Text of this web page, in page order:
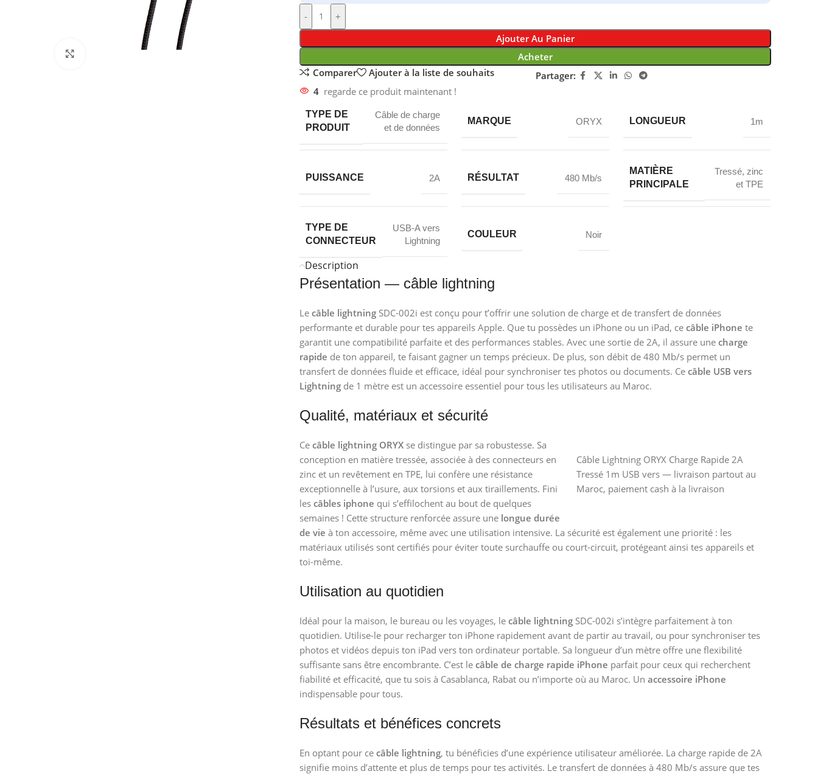
Cliquez pour agrandir
-
+
Ajouter Au Panier
Acheter
Comparer
Ajouter à la liste de souhaits
Partager:
4 regarde ce produit maintenant !
TYPE DE
PRODUIT
Câble de charge
et de données
MARQUE ORYX LONGUEUR 1m
PUISSANCE 2A RÉSULTAT 480 Mb/s
MATIÈRE
PRINCIPALE
Tressé, zinc
et TPE
TYPE DE
CONNECTEUR
USB-A vers
Lightning
COULEUR Noir
Description
Présentation — câble lightning
Lecâble lightning SDC-002i est conçu pour t’offrir une solution de charge et de transfert de données
performante et durable pour tes appareils Apple. Que tu possèdes un iPhone ou un iPad, cecâble iPhone te
garantit une compatibilité parfaite et des performances stables. Avec une sortie de 2A, il assure unecharge
rapide de ton appareil, te faisant gagner un temps précieux. De plus, son débit de 480 Mb/s permet un
transfert de données fluide et efficace, idéal pour synchroniser tes photos ou documents. Cecâble USB vers
Lightning de 1 mètre est un accessoire essentiel pour tous les utilisateurs au Maroc.
Qualité, matériaux et sécurité
Câble Lightning ORYX Charge Rapide 2A
Tressé 1m USB vers — livraison partout au
Maroc, paiement cash à la livraison
Cecâble lightning ORYX se distingue par sa robustesse. Sa
conception en matière tressée, associée à des connecteurs en
zinc et un revêtement en TPE, lui confère une résistance
exceptionnelle à l’usure, aux torsions et aux tiraillements. Fini
lescâbles iphone qui s’effilochent au bout de quelques
semaines ! Cette structure renforcée assure une longue durée
de vie à ton accessoire, même avec une utilisation intensive. La sécurité est également une priorité : les
matériaux utilisés sont certifiés pour éviter toute surchauffe ou court-circuit, protégeant ainsi tes appareils et
toi-même.
Utilisation au quotidien
Idéal pour la maison, le bureau ou les voyages, lecâble lightning SDC-002i s’intègre parfaitement à ton
quotidien. Utilise-le pour recharger ton iPhone rapidement avant de partir au travail, ou pour synchroniser tes
photos et vidéos depuis ton iPad vers ton ordinateur portable. Sa longueur d’un mètre offre une flexibilité
suffisante sans être encombrante. C’est lecâble de charge rapide iPhone parfait pour ceux qui recherchent
fiabilité et efficacité, que tu sois à Casablanca, Rabat ou n’importe où au Maroc. Unaccessoire iPhone
indispensable pour tous.
Résultats et bénéfices concrets
En optant pour cecâble lightning, tu bénéficies d’une expérience utilisateur améliorée. La charge rapide de 2A
signifie moins d’attente et plus de temps pour tes activités. Le transfert de données à 480 Mb/s assure que tes